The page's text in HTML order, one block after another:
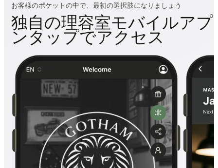
お客様のポケットの中で、最初の選択肢になりましょう
独自の理容室モバイルア
ンタップでアクセス